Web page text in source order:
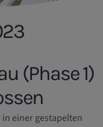
(Phase 1)
einer gestapelten